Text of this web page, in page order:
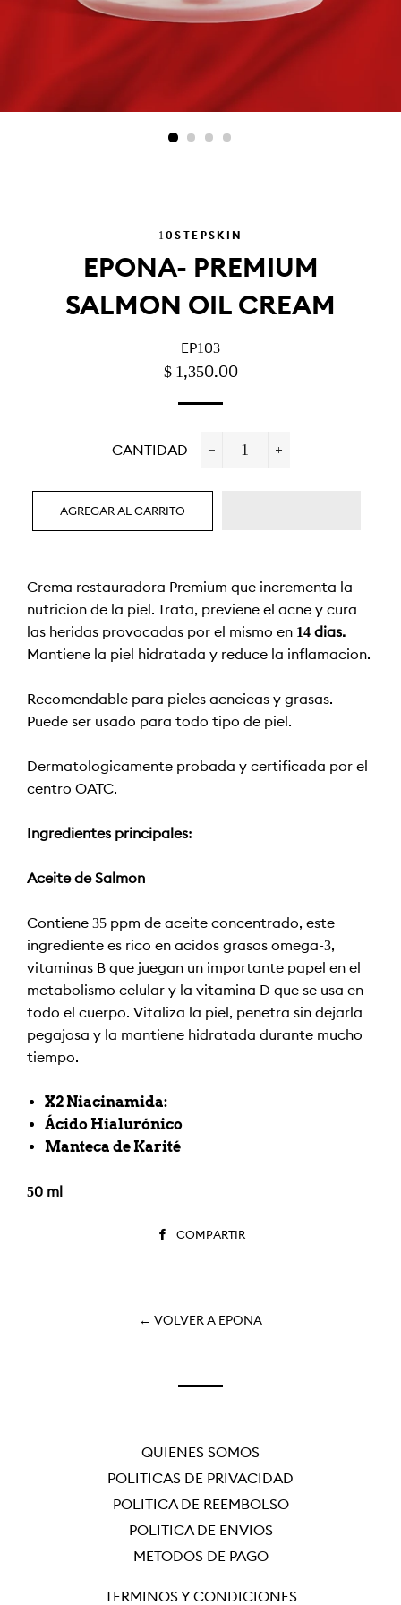
10STEPSKIN
EPONA- PREMIUM
SALMON OIL CREAM
EP103
PRECIO
PRECIO
$ 1,350.00
CANTIDAD
AGREGAR AL CARRITO
Crema restauradora Premium que incrementa la
nutrición de la piel. Trata, previene el acné y cura
las heridas provocadas por el mismo en 14 días.
Mantiene la piel hidratada y reduce la inflamación.
Recomendable para pieles acnéicas y grasas.
Puede ser usado para todo tipo de piel.
Dermatológicamente probada y certificada por el
centro OATC.
Ingredientes principales:
Aceite de Salmón
Contiene 35 ppm de aceite concentrado, este
ingrediente es rico en ácidos grasos omega-3,
vitaminas B que juegan un importante papel en el
metabolismo celular y la vitamina D que se usa en
todo el cuerpo. Vitaliza la piel, penetra sin dejarla
pegajosa y la mantiene hidratada durante mucho
tiempo.
X2Niacinamida:
Ácido Hialurónico
Manteca de Karité
50 ml
COMPARTIR
← VOLVER A EPONA
QUIÉNES SOMOS
POLÍTICAS DE PRIVACIDAD
POLÍTICA DE REEMBOLSO
POLÍTICA DE ENVÍOS
MÉTODOS DE PAGO
TÉRMINOS Y CONDICIONES